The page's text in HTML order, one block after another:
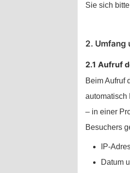
Sie sich
2. Umfang
2.1 Aufruf
Beim Aufruf
automatisch
– in einer
Besuchers
IP-
Datum